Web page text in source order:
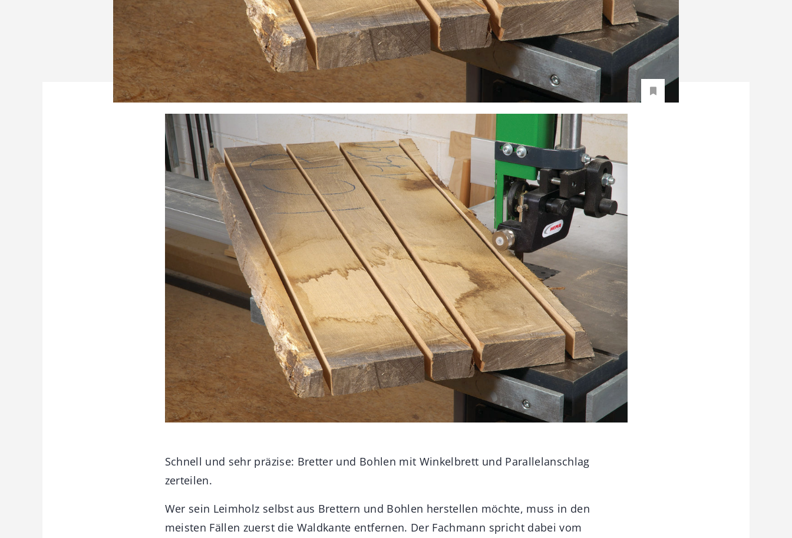
Schnell und sehr präzise: Bretter und Bohlen mit Winkelbrett und Parallelanschlag
zerteilen.
Wer sein Leimholz selbst aus Brettern und Bohlen herstellen möchte, muss in den
meisten Fällen zuerst die Waldkante entfernen. Der Fachmann spricht dabei vom